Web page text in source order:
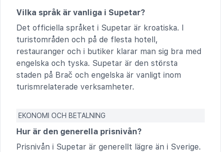
Vilka språk är vanliga i Supetar?
Det officiella språket i Supetar är kroatiska. I
turistområden och på de flesta hotell,
restauranger och i butiker klarar man sig bra med
engelska och tyska. Supetar är den största
staden på Brač och engelska är vanligt inom
turismrelaterade verksamheter.
EKONOMI OCH BETALNING
Hur är den generella prisnivån?
Prisnivån i Supetar är generellt lägre än i Sverige.